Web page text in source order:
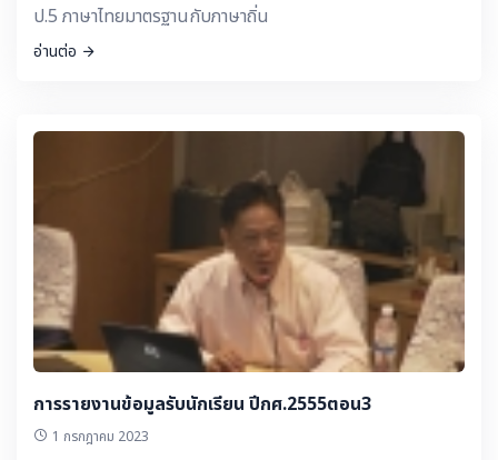
ป.5 ภาษาไทยมาตรฐานกับภาษาถิ่น
อ่านต่อ
การรายงานข้อมูลรับนักเรียน ปีกศ.2555ตอน3
1 กรกฎาคม 2023